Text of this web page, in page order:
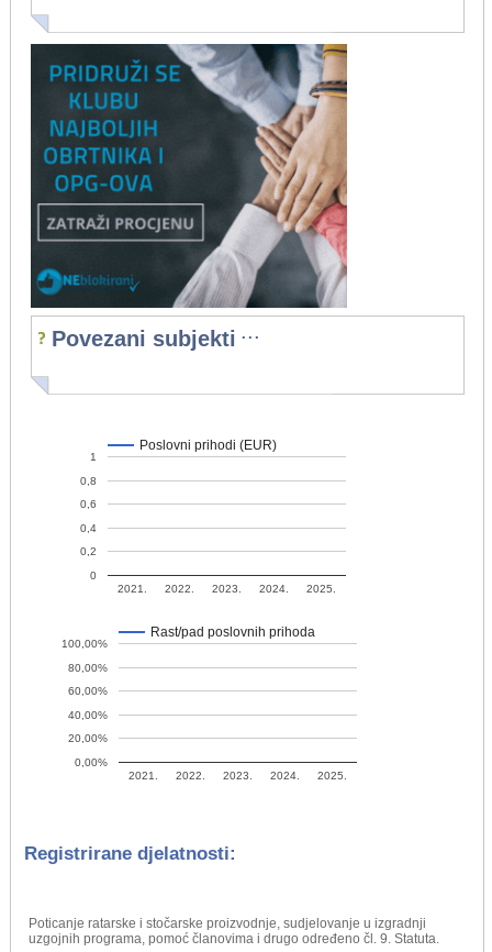
Povezani subjekti ...
Poslovni prihodi (EUR)
2021. 2022. 2023. 2024. 2025.
0
0,2
0,4
0,6
0,8
1
Rast/pad poslovnih prihoda
2021. 2022. 2023. 2024. 2025.
0,00%
20,00%
40,00%
60,00%
80,00%
100,00%
Registrirane djelatnosti:
Poticanje ratarske i stočarske proizvodnje, sudjelovanje u izgradnji
uzgojnih programa, pomoć članovima i drugo određeno čl. 9. Statuta.